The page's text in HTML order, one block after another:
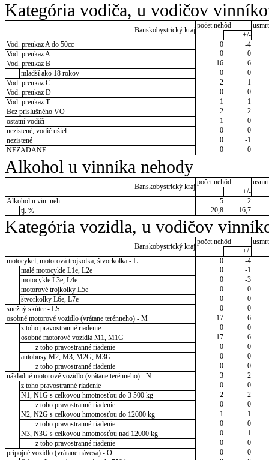
Kategória vodiča, u vodičov
Banskobystrický kraj
počet nehôd
+/-
Vod. preukaz A do 50cc
0
-4
Vod. preukaz A
0
0
Vod. preukaz B
16
6
mladší ako 18 rokov
0
0
Vod. preukaz C
2
1
Vod. preukaz D
0
0
Vod. preukaz T
1
1
Bez príslušného VO
2
2
ostatní vodiči
1
0
nezistené, vodič ušiel
0
0
nezistené
0
-1
NEZADANÉ
0 0
Alkohol u vinníka nehody
Banskobystrický kraj
počet nehôd
+/-
Alkohol u vin. neh.
5
2
tj. %
20,8 16,7
Kategória vozidla, u vodičov
Banskobystrický kraj
počet nehôd
+/-
motocykel, motorová trojkolka, štvorkolka - L
0
-4
malé motocykle L1e, L2e
0
-1
motocykle L3e, L4e
0
-3
motorové trojkolky L5e
0
0
štvorkolky L6e, L7e
0
0
snežný skúter - LS
0
0
osobné motorové vozidlo (vrátane terénneho) - M
17
6
z toho pravostranné riadenie
0
0
osobné motorové vozidlá M1, M1G
17
6
z toho pravostranné riadenie
0
0
autobusy M2, M3, M2G, M3G
0
0
z toho pravostranné riadenie
0
0
nákladné motorové vozidlo (vrátane terénneho) - N
3
2
z toho pravostranné riadenie
0
0
N1, N1G s celkovou hmotnosťou do 3 500 kg
2
2
z toho pravostranné riadenie
0
0
N2, N2G s celkovou hmotnosťou do 12000 kg
1
1
z toho pravostranné riadenie
0
0
N3, N3G s celkovou hmotnosťou nad 12000 kg
0
-1
z toho pravostranné riadenie
0
0
prípojné vozidlo (vrátane návesa) - O
0
0